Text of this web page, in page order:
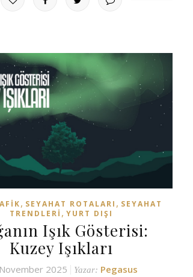
, SEYAHAT ROTALARI , SEYAHAT
TRENDLERI , YURT DIŞI
Işık Gösterisi:
Kuzey Işıkları
2025 Yazar: Pegasus